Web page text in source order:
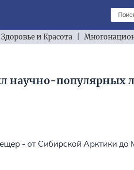
Здоровье и Красота
научно-популярных
- от Сибирской Арктики до